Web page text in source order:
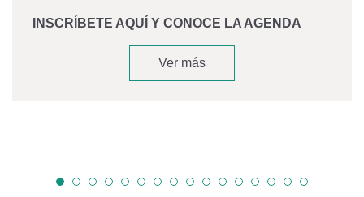
INSCRÍBETE AQUÍ Y CONOCE LA AGENDA
Ver más